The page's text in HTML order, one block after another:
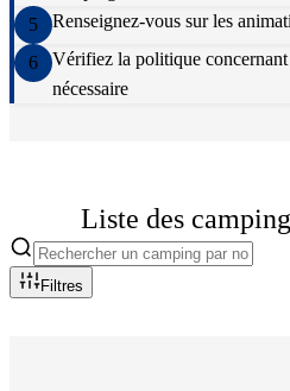
5
Renseignez-vous sur les
6
Vérifiez la politique
nécessaire
Liste des
Filtres